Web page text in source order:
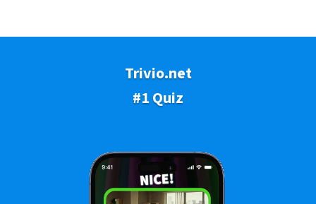
Trivio.net
#1 Quiz